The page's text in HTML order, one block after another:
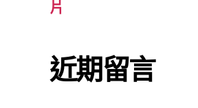
片
近期留言